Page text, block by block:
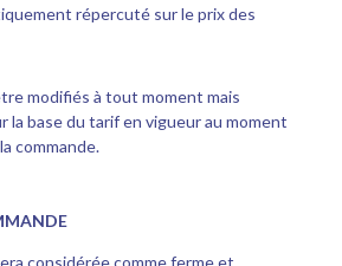
répercuté sur le prix des
modifiés à tout moment mais
la base du tarif en vigueur au moment
commande.
considérée comme ferme et